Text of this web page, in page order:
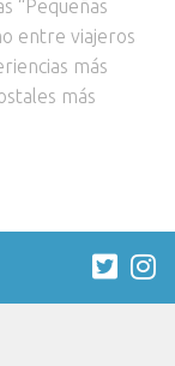
“Pequeñas
entre viajeros
más
más